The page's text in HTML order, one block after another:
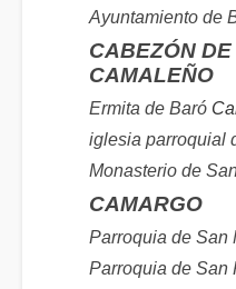
Ayuntamiento de
CABEZÓN
CAMALEÑO
Ermita de Baró
iglesia parroquial
Monasterio de
CAMARGO
Parroquia de San
Parroquia de San